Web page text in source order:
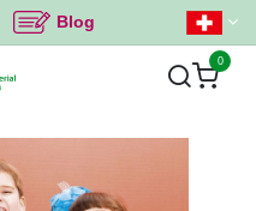
Blog
0